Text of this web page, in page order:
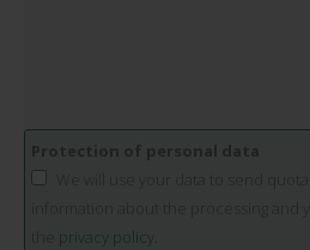
privacy policy.